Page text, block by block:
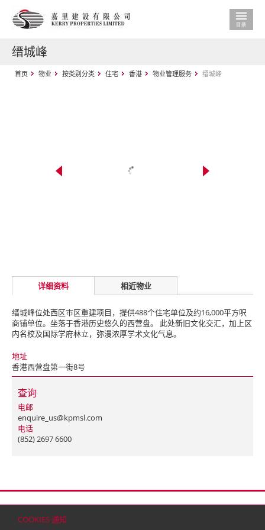
COOKIES 通知
缙城峰
首页 物业 按类别分类 住宅 香港 物业管理服务 缙城峰
详细资料 相近物业
缙城峰位处西区市区重建项目，提供488个住宅单位及约16,000平方呎
商铺单位。坐落于香港历史悠久的西营盘。 此处新旧文化交汇，加上区
内名校及国际学府林立，弥漫浓厚学术文化气息。
地址
香港西营盘第一街8号
查询
电邮
enquire_us@kpmsl.com
电话
(852) 2697 6600
© 2026 嘉里建设有限公司 (于百慕达注册成立之有限公司)